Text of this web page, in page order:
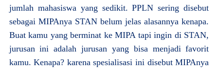
jumlah mahasiswa yang sedikit. PPLN sering disebut
sebagai MIPAnya STAN belum jelas alasannya kenapa.
Buat kamu yang berminat ke MIPA tapi ingin di STAN,
jurusan ini adalah jurusan yang bisa menjadi favorit
kamu. Kenapa? karena spesialisasi ini disebut MIPAnya